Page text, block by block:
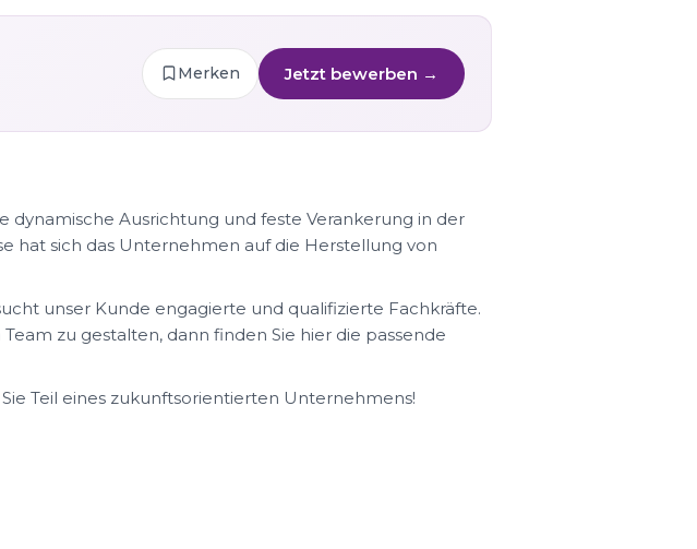
Merken Jetzt bewerben →
dynamische Ausrichtung und feste Verankerung in der
hat sich das Unternehmen auf die Herstellung von
unser Kunde engagierte und qualifizierte Fachkräfte.
zu gestalten, dann finden Sie hier die passende
Teil eines zukunftsorientierten Unternehmens!